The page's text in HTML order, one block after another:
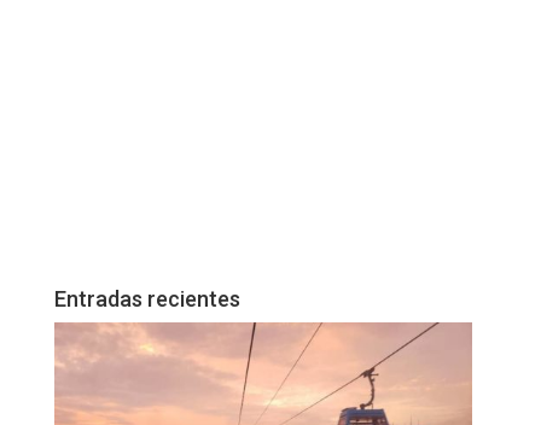
Entradas recientes